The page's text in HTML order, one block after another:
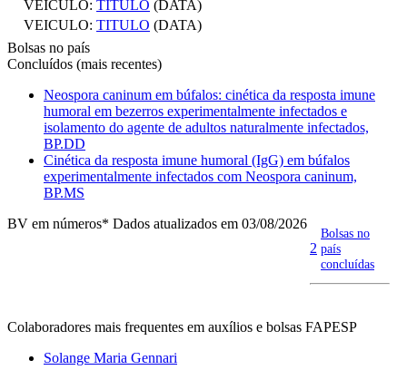
VEICULO: TITULO (DATA)
VEICULO: TITULO (DATA)
Bolsas no país
Concluídos (mais recentes)
Neospora caninum em búfalos: cinética da resposta imune
humoral em bezerros experimentalmente infectados e
isolamento do agente de adultos naturalmente infectados,
BP.DD
Cinética da resposta imune humoral (IgG) em búfalos
experimentalmente infectados com Neospora caninum,
BP.MS
BV em números* Dados atualizados em 03/08/2026
2
Bolsas no
país
concluídas
Colaboradores mais frequentes em auxílios e bolsas FAPESP
Solange Maria Gennari